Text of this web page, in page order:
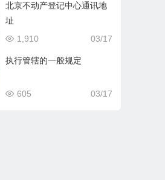
北京不动产登记中心通讯地
址
03/17
1,910
执行管辖的一般规定
03/17
605